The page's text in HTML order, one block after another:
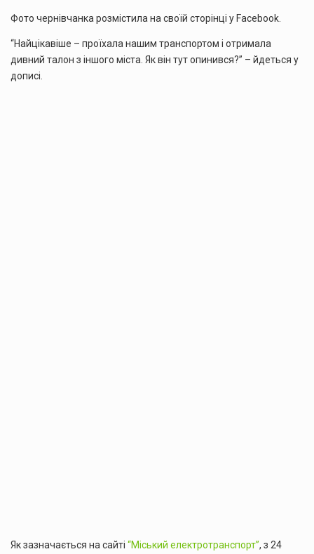
Фото чернівчанка розмістила на своїй сторінці у Facebook.
“Найцікавіше – проїхала нашим транспортом і отримала
дивний талон з іншого міста. Як він тут опинився?” – йдеться у
дописі.
Як зазначається на сайті “Міський електротранспорт”, з 24